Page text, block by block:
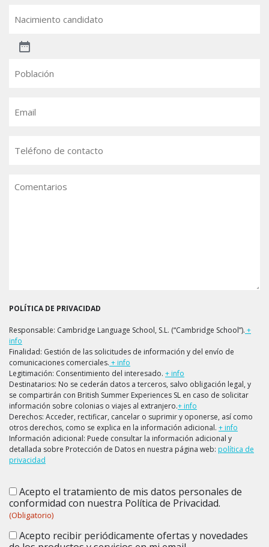
candidato
Comentarios
POLÍTICA DE PRIVACIDAD
Responsable: Cambridge Language School, S.L. (“Cambridge School”). +
info
Finalidad: Gestión de las solicitudes de información y del envío de
comunicaciones comerciales. + info
Legitimación: Consentimiento del interesado. + info
Destinatarios: No se cederán datos a terceros, salvo obligación legal, y
se compartirán con British Summer Experiences SL en caso de solicitar
información sobre colonias o viajes al extranjero.+ info
Derechos: Acceder, rectificar, cancelar o suprimir y oponerse, así como
otros derechos, como se explica en la información adicional. + info
Información adicional: Puede consultar la información adicional y
detallada sobre Protección de Datos en nuestra página web: política de
privacidad
Consentimiento(Obligatorio)
Acepto el tratamiento de mis datos personales de
conformidad con nuestra Política de Privacidad.
(Obligatorio)
Consentimiento
Acepto recibir periódicamente ofertas y novedades